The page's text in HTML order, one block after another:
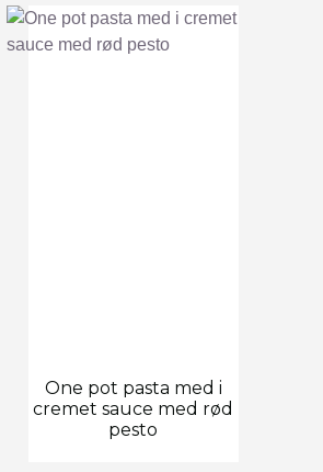
One pot pasta med i
cremet sauce med rød
pesto